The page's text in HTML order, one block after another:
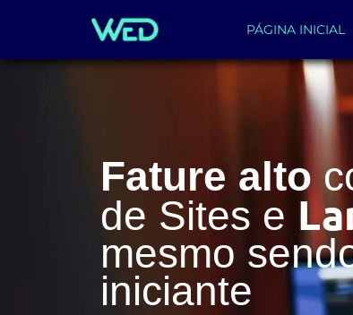
PÁGINA INICIAL
Fature alto
de Sites e
mesmo
iniciante